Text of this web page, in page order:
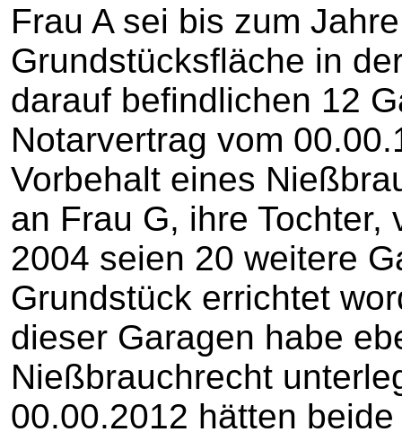
Frau A sei bis zum
Grundstücksfläche in
darauf befindlichen 12
Notarvertrag vom
Vorbehalt eines
an Frau G, ihre
2004 seien 20 weitere
Grundstück errichtet
dieser Garagen habe
Nießbrauchrecht
00.00.2012 hätten